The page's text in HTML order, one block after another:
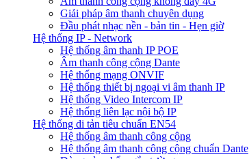
Giải pháp âm thanh chuyên dụng
Đầu phát nhạc nền - bản tin - Hẹn giờ
Hệ thống IP - Network
Hệ thống âm thanh IP POE
Âm thanh công cộng Dante
Hệ thống mạng ONVIF
Hệ thống thiết bị ngoại vi âm thanh IP
Hệ thống Video Intercom IP
Hệ thống liên lạc nội bộ IP
Hệ thống di tản tiêu chuẩn EN54
Hệ thống âm thanh công cộng
Hệ thống âm thanh công cộng chuẩn Dante